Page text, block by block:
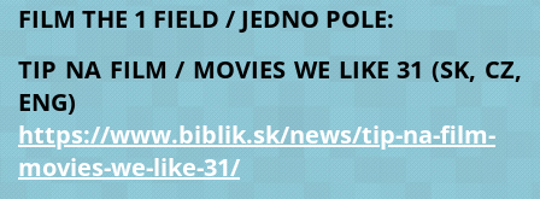
FILM THE 1 FIELD / JEDNO POLE:
TIP NA FILM / MOVIES WE LIKE 31 (SK, CZ,
ENG)
https://www.biblik.sk/news/tip-na-film-
movies-we-like-31/